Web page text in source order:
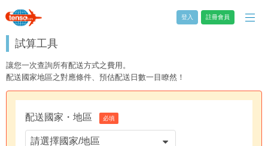
登入 註冊會員
試算工具
讓您一次查詢所有配送方式之費用。
配送國家地區之對應條件、預估配送日數一目瞭然！
配送國家・地區 必填